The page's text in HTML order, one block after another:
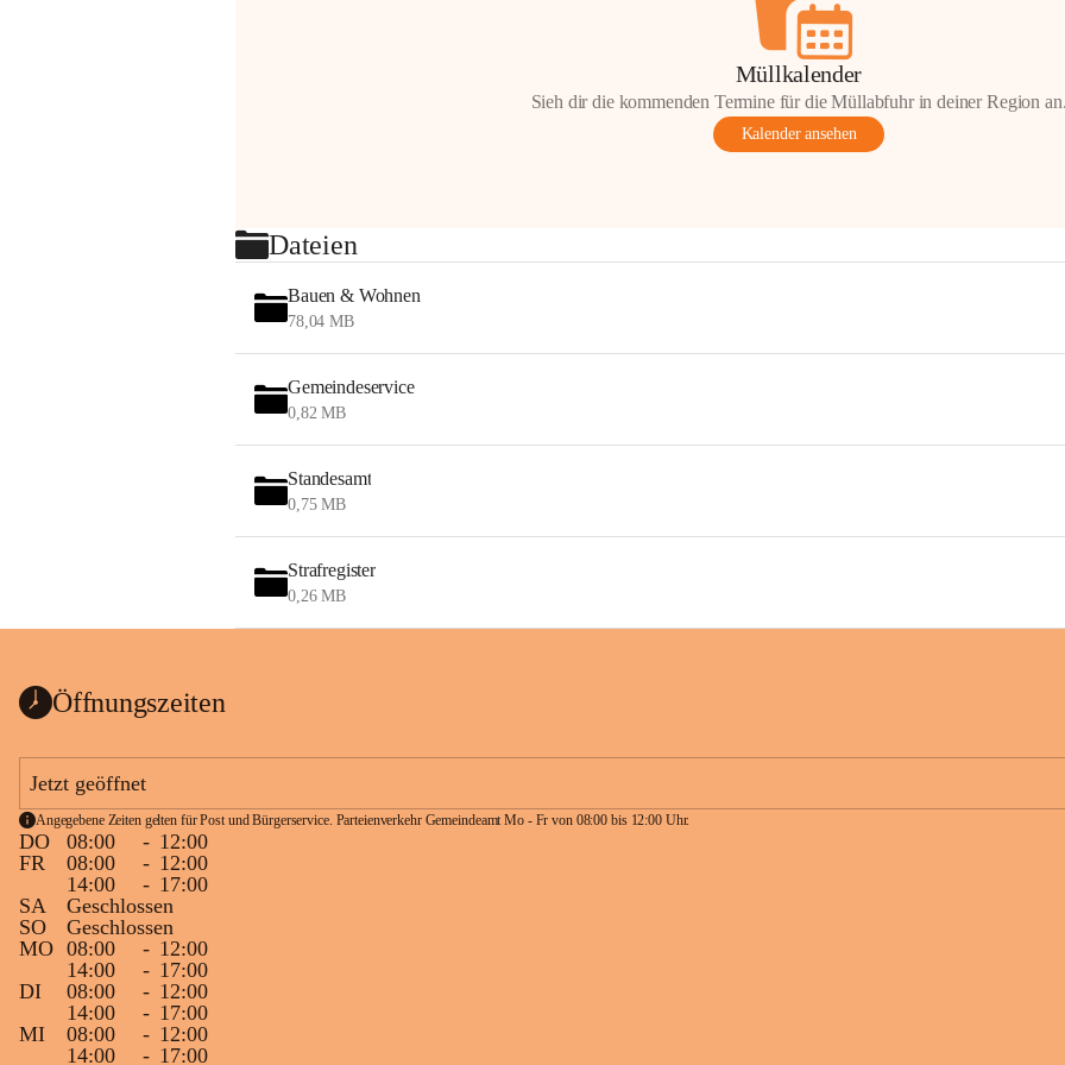
Müllkalender
Sieh dir die kommenden Termine für die Müllabfuhr in deiner Region
Kalender ansehen
Dateien
Bauen & Wohnen
78,04 MB
Gemeindeservice
0,82 MB
Standesamt
0,75 MB
Strafregister
0,26 MB
Öffnungszeiten
Jetzt geöffnet
Angegebene Zeiten gelten für Post und Bürgerservice. Parteienverkehr Gemeindeamt Mo - Fr von 08:00 bis 12:00 Uhr.
DO 08:00 - 12:00
FR
08:00 - 12:00
14:00
- 17:00
SA
Geschlossen
SO
Geschlossen
MO 08:00 - 12:00
14:00
- 17:00
DI
08:00 - 12:00
14:00
- 17:00
MI
08:00 - 12:00
14:00
- 17:00